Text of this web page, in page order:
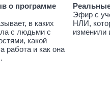
о программе
в каких
с людьми с
какой
работа и как она
Эфир с
НЛИ,
изменили